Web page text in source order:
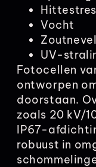
Vocht
Zoutnevel
UV-
Fotocellen
ontworpen
doorstaan.
zoals 20 kV/
IP67-
robuust in